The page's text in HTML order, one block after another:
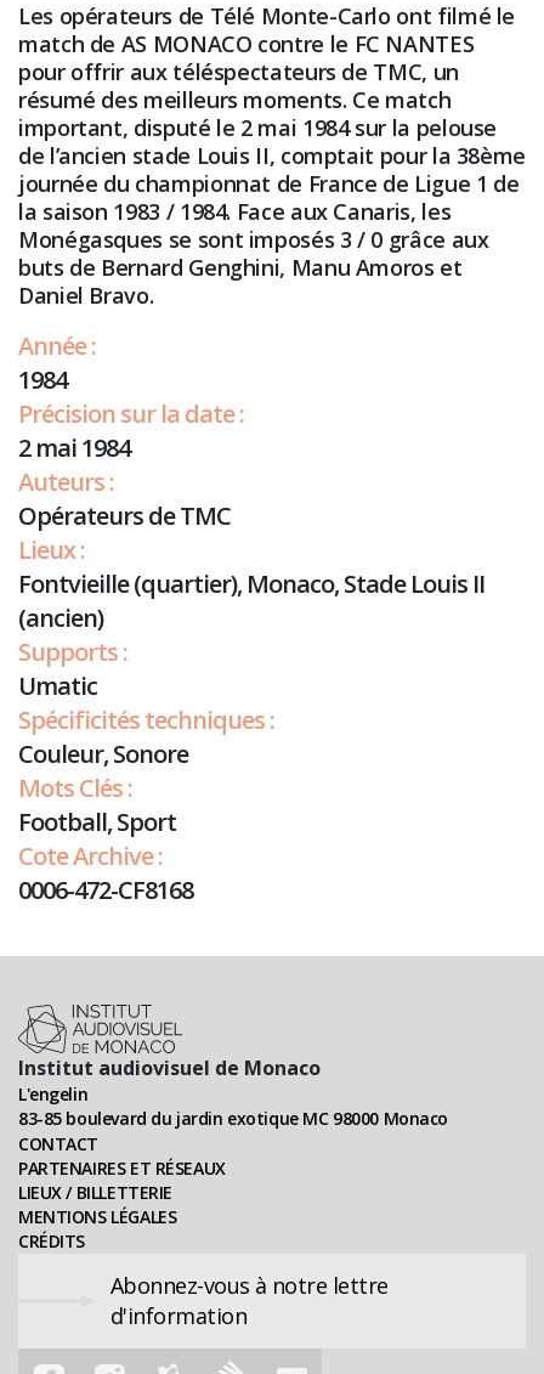
Les opérateurs de Télé Monte-Carlo ont filmé le
match de AS MONACO contre le FC NANTES
pour offrir aux téléspectateurs de TMC, un
résumé des meilleurs moments. Ce match
important, disputé le 2 mai 1984 sur la pelouse
de l’ancien stade Louis II, comptait pour la 38ème
journée du championnat de France de Ligue 1 de
la saison 1983 / 1984. Face aux Canaris, les
Monégasques se sont imposés 3 / 0 grâce aux
buts de Bernard Genghini, Manu Amoros et
Daniel Bravo.
Année :
1984
Précision sur la date :
2 mai 1984
Auteurs :
Opérateurs de TMC
Lieux :
Fontvieille (quartier), Monaco, Stade Louis II
(ancien)
Supports :
Umatic
Spécificités techniques :
Couleur, Sonore
Mots Clés :
Football, Sport
Cote Archive :
0006-472-CF8168
Institut audiovisuel de Monaco
L'engelin
83-85 boulevard du jardin exotique MC 98000 Monaco
CONTACT
PARTENAIRES ET RÉSEAUX
LIEUX / BILLETTERIE
MENTIONS LÉGALES
CRÉDITS
Abonnez-vous à notre lettre
d'information